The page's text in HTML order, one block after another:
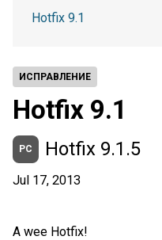
ИСПРАВЛЕНИЕ
Hotfix 9.1
PC Hotfix 9.1.5
Jul 17, 2013
A wee Hotfix!
Hotfix 9.1